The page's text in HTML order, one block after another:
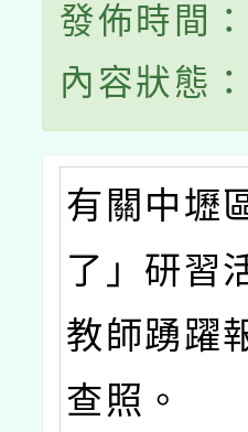
發佈時間
內容狀態
有關中壢
了」研習
教師踴躍
查照。